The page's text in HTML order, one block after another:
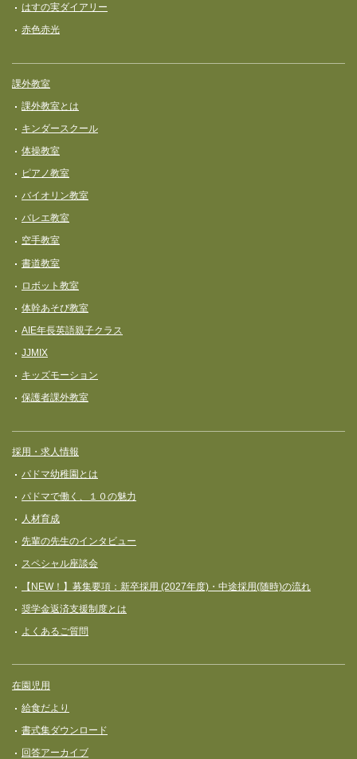
はすの実ダイアリー
赤色赤光
課外教室
課外教室とは
キンダースクール
体操教室
ピアノ教室
バイオリン教室
バレエ教室
空手教室
書道教室
ロボット教室
体幹あそび教室
AIE年長英語親子クラス
JJMIX
キッズモーション
保護者課外教室
採用・求人情報
パドマ幼稚園とは
パドマで働く、１０の魅力
人材育成
先輩の先生のインタビュー
スペシャル座談会
【NEW！】募集要項：新卒採用 (2027年度)・中途採用(随時)の流れ
奨学⾦返済⽀援制度とは
よくあるご質問
在園児用
給食だより
書式集ダウンロード
回答アーカイブ